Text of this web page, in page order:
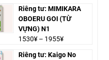
Riêng tư: MIMIKARA
OBOERU GOI (TỪ
VỰNG) N1
1530¥ – 1955¥
Riêng tư: Kaigo No